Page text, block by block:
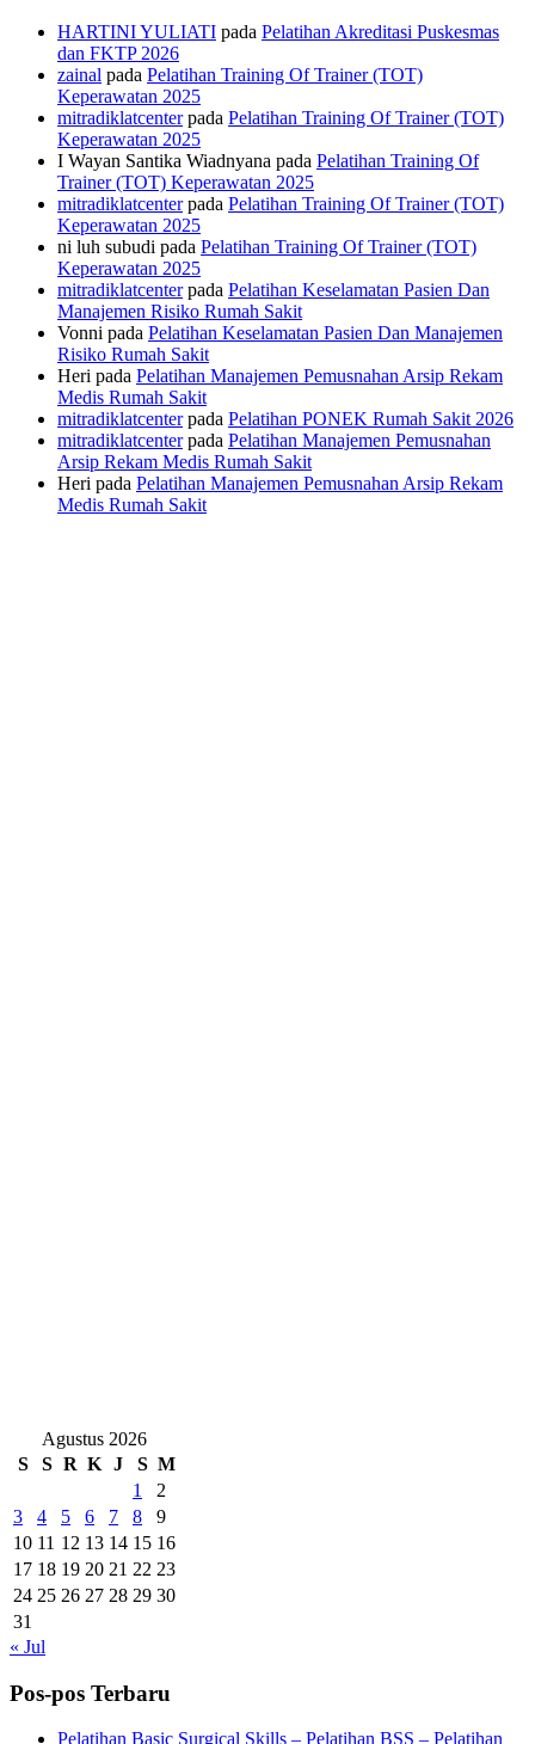
HARTINI YULIATI pada Pelatihan Akreditasi Puskesmas
dan FKTP 2026
zainal pada Pelatihan Training Of Trainer (TOT)
Keperawatan 2025
mitradiklatcenterpada Pelatihan Training Of Trainer (TOT)
Keperawatan 2025
I Wayan Santika Wiadnyana pada Pelatihan Training Of
Trainer (TOT) Keperawatan 2025
mitradiklatcenterpada Pelatihan Training Of Trainer (TOT)
Keperawatan 2025
ni luh subudi pada Pelatihan Training Of Trainer (TOT)
Keperawatan 2025
mitradiklatcenterpada Pelatihan Keselamatan Pasien Dan
Manajemen Risiko Rumah Sakit
Vonni pada Pelatihan Keselamatan Pasien Dan Manajemen
Risiko Rumah Sakit
Heri pada Pelatihan Manajemen Pemusnahan Arsip Rekam
Medis Rumah Sakit
mitradiklatcenterpada Pelatihan PONEK Rumah Sakit 2026
mitradiklatcenterpada Pelatihan Manajemen Pemusnahan
Arsip Rekam Medis Rumah Sakit
Heri pada Pelatihan Manajemen Pemusnahan Arsip Rekam
Medis Rumah Sakit
Agustus 2026
S
S R K J S M
1
2
3
4 5 6 7 8
9
10 11 12 13 14 15 16
17 18 19 20 21 22 23
24 25 26 27 28 29 30
31
« Jul
Pos-pos Terbaru
Pelatihan Basic Surgical Skills – Pelatihan BSS – Pelatihan